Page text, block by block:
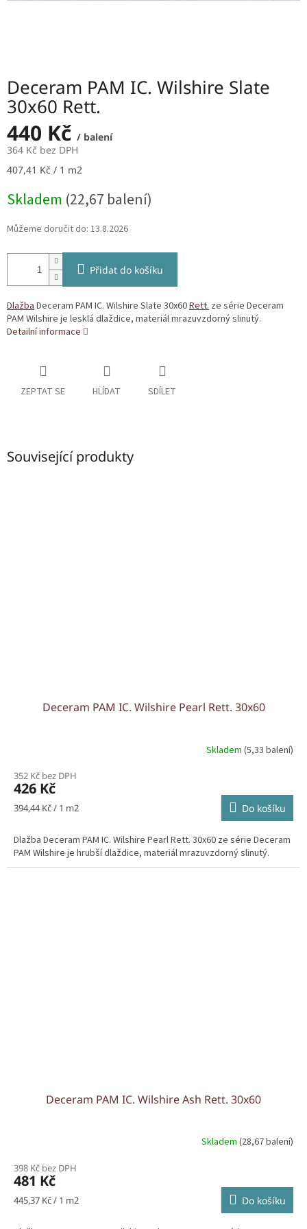
Deceram PAM IC. Wilshire Slate
30x60 Rett.
440 Kč / balení
364 Kč bez DPH
Měrná
407,41 Kč / 1 m2
Skladem (22,67 balení)
Můžeme doručit do: 13.8.2026
Přidat do košíku
DlažbaDeceram PAM IC. Wilshire Slate 30x60Rett. ze série Deceram
PAM Wilshire je lesklá dlaždice, materiál mrazuvzdorný slinutý.
Detailní informace
ZEPTAT SE HLÍDAT SDÍLET
Související produkty
Deceram PAM IC. Wilshire Pearl Rett. 30x60
Skladem (5,33 balení)
352 Kč bez DPH
426 Kč
Měrná
394,44 Kč / 1 m2 Do košíku
Dlažba Deceram PAM IC. Wilshire Pearl Rett. 30x60 ze série Deceram
PAM Wilshire je hrubší dlaždice, materiál mrazuvzdorný slinutý.
Deceram PAM IC. Wilshire Ash Rett. 30x60
Skladem (28,67 balení)
398 Kč bez DPH
481 Kč
Měrná
445,37 Kč / 1 m2 Do košíku